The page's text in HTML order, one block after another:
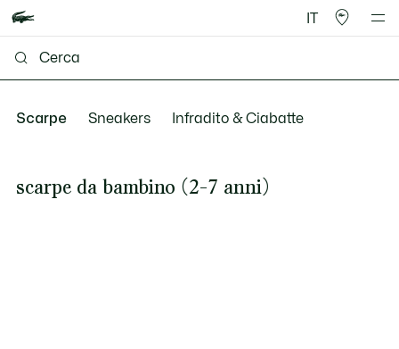
IT
Scarpe Sneakers Infradito & Ciabatte
scarpe da bambino (2-7 anni)